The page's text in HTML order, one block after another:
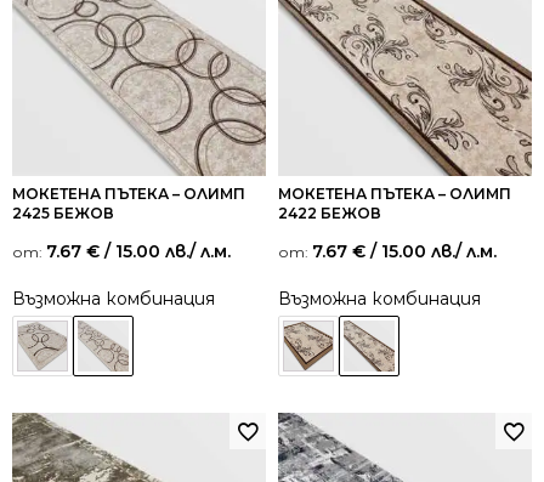
МОКЕТЕНА ПЪТЕКА – ОЛИМП
2425 БЕЖОВ
от: 7.67 € / 15.00 лв./ л.м.
Възможна комбинация
МОКЕТЕНА ПЪТЕКА – ОЛИМП
2422 БЕЖОВ
от: 7.67 € / 15.00 лв./ л.м.
Възможна комбинация